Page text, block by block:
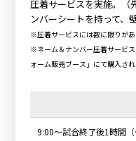
圧着サービスを実施。（
ンバーシートを持って、
※圧着サービスには数に限りがあ
※ネーム＆ナンバー圧着サービ
ォーム販売ブース」にて購入さ
9:00～試合終了後1時間（